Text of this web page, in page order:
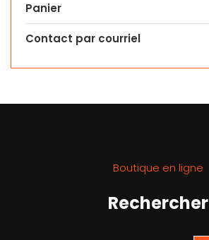
Panier
Contact par courriel
Boutique en ligne
Rechercher